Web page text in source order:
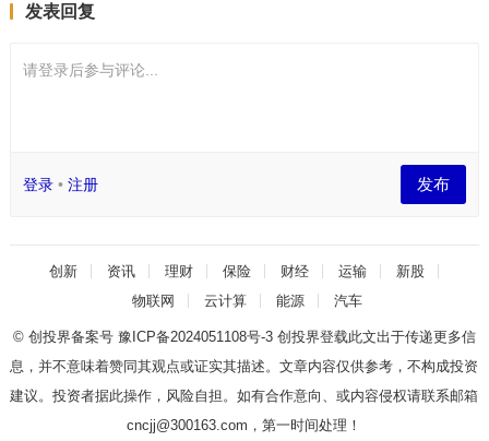
发表回复
请登录后参与评论...
登录• 注册 发布
创新 资讯 理财 保险 财经 运输
新股
物联网
云计算 能源 汽车
© 创投界备案号 豫ICP备2024051108号-3 创投界登载此文出于传递更多信
息，并不意味着赞同其观点或证实其描述。文章内容仅供参考，不构成投资
建议。投资者据此操作，风险自担。如有合作意向、或内容侵权请联系邮箱
cncjj@300163.com，第一时间处理！